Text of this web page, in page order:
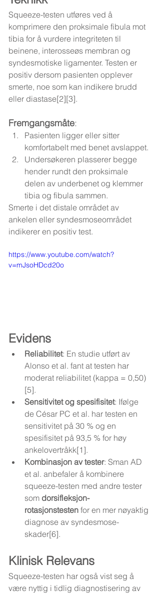
Squeeze-testen utføres ved å
komprimere den proksimale fibula mot
tibia for å vurdere integriteten til
beinene, interosseøs membran og
syndesmotiske ligamenter. Testen er
positiv dersom pasienten opplever
smerte, noe som kan indikere brudd
eller diastase[2][3].
Fremgangsmåte:
Pasienten ligger eller sitter
komfortabelt med benet avslappet.
Undersøkeren plasserer begge
hender rundt den proksimale
delen av underbenet og klemmer
tibia og fibula sammen.
Smerte i det distale området av
ankelen eller syndesmoseområdet
indikerer en positiv test.
https://www.youtube.com/watch?
v=mJsoHDcd20o
Evidens
Reliabilitet: En studie utført av
Alonso et al. fant at testen har
moderat reliabilitet (kappa = 0,50)
[5].
Sensitivitet og spesifisitet: Ifølge
de César PC et al. har testen en
sensitivitet på 30 % og en
spesifisitet på 93,5 % for høy
ankelovertråkk[1].
Kombinasjon av tester: Sman AD
et al. anbefaler å kombinere
squeeze-testen med andre tester
som dorsifleksjon-
rotasjonstesten for en mer nøyaktig
diagnose av syndesmose-
skader[6].
Klinisk Relevans
Squeeze-testen har også vist seg å
være nyttig i tidlig diagnostisering av